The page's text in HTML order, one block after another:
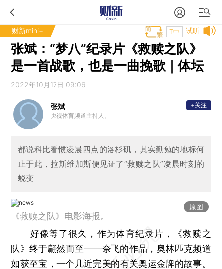
财新mini+ 试听
T中
张斌：“梦八”纪录片《救赎之队》
是一首战歌，也是一曲挽歌｜体坛
2022年10月17日 09:06
张斌
央视体育频道主持人。
+关注
都说科比看惯凌晨四点的洛杉矶，其实勤勉的地标何
止于此，拉斯维加斯便见证了“救赎之队”凌晨时刻的
蜕变
原图
《救赎之队》电影海报。
好像等了很久，作为体育纪录片，《救赎之
队》终于翩然而至——奈飞的作品，奥林匹克频道
如获至宝，一个几近完美的有关奥运金牌的故事。